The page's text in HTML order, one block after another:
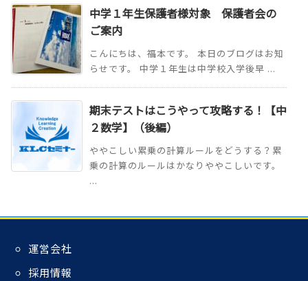
中学１年生保護者様対象 保護者会の
ご案内
こんにちは、福本です。 本日のブログはお知
らせです。 中学１年生は中学校入学後早 ...
期末テストはこうやって攻略する！【中
２数学】（後編）
ややこしい累乗の計算ルールをどうする？累
乗の計算のルールはかなりややこしいです。
...
運営会社
採用情報